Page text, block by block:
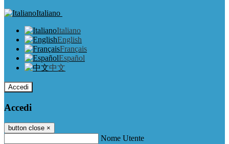
Italiano
Italiano
English
Français
Español
中文
Accedi
Accedi
button close ×
Nome Utente